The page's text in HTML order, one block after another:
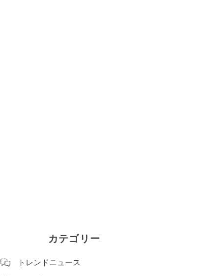
カテゴリー
トレンドニュース